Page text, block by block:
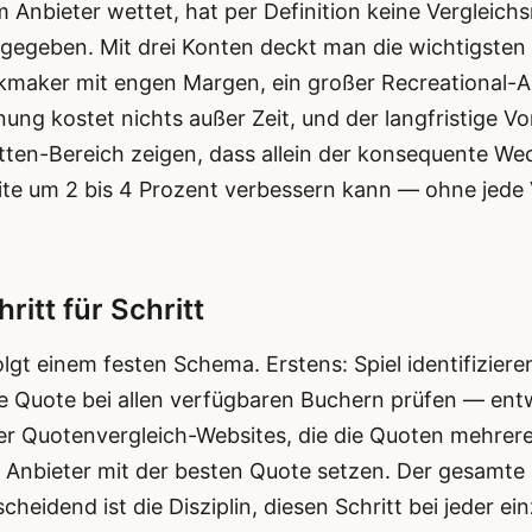
Anbieter wettet, hat per Definition keine
Mit drei Konten deckt man die
mit engen Margen, ein großer Recreational-
kostet nichts außer Zeit, und der langfristige
Bereich zeigen, dass allein der konsequente
um 2 bis 4 Prozent verbessern kann — ohne jede
für Schritt
einem festen Schema. Erstens: Spiel
Quote bei allen verfügbaren Buchern prüfen —
Quotenvergleich-Websites, die die Quoten
mit der besten Quote setzen. Der
ist die Disziplin, diesen Schritt bei jeder